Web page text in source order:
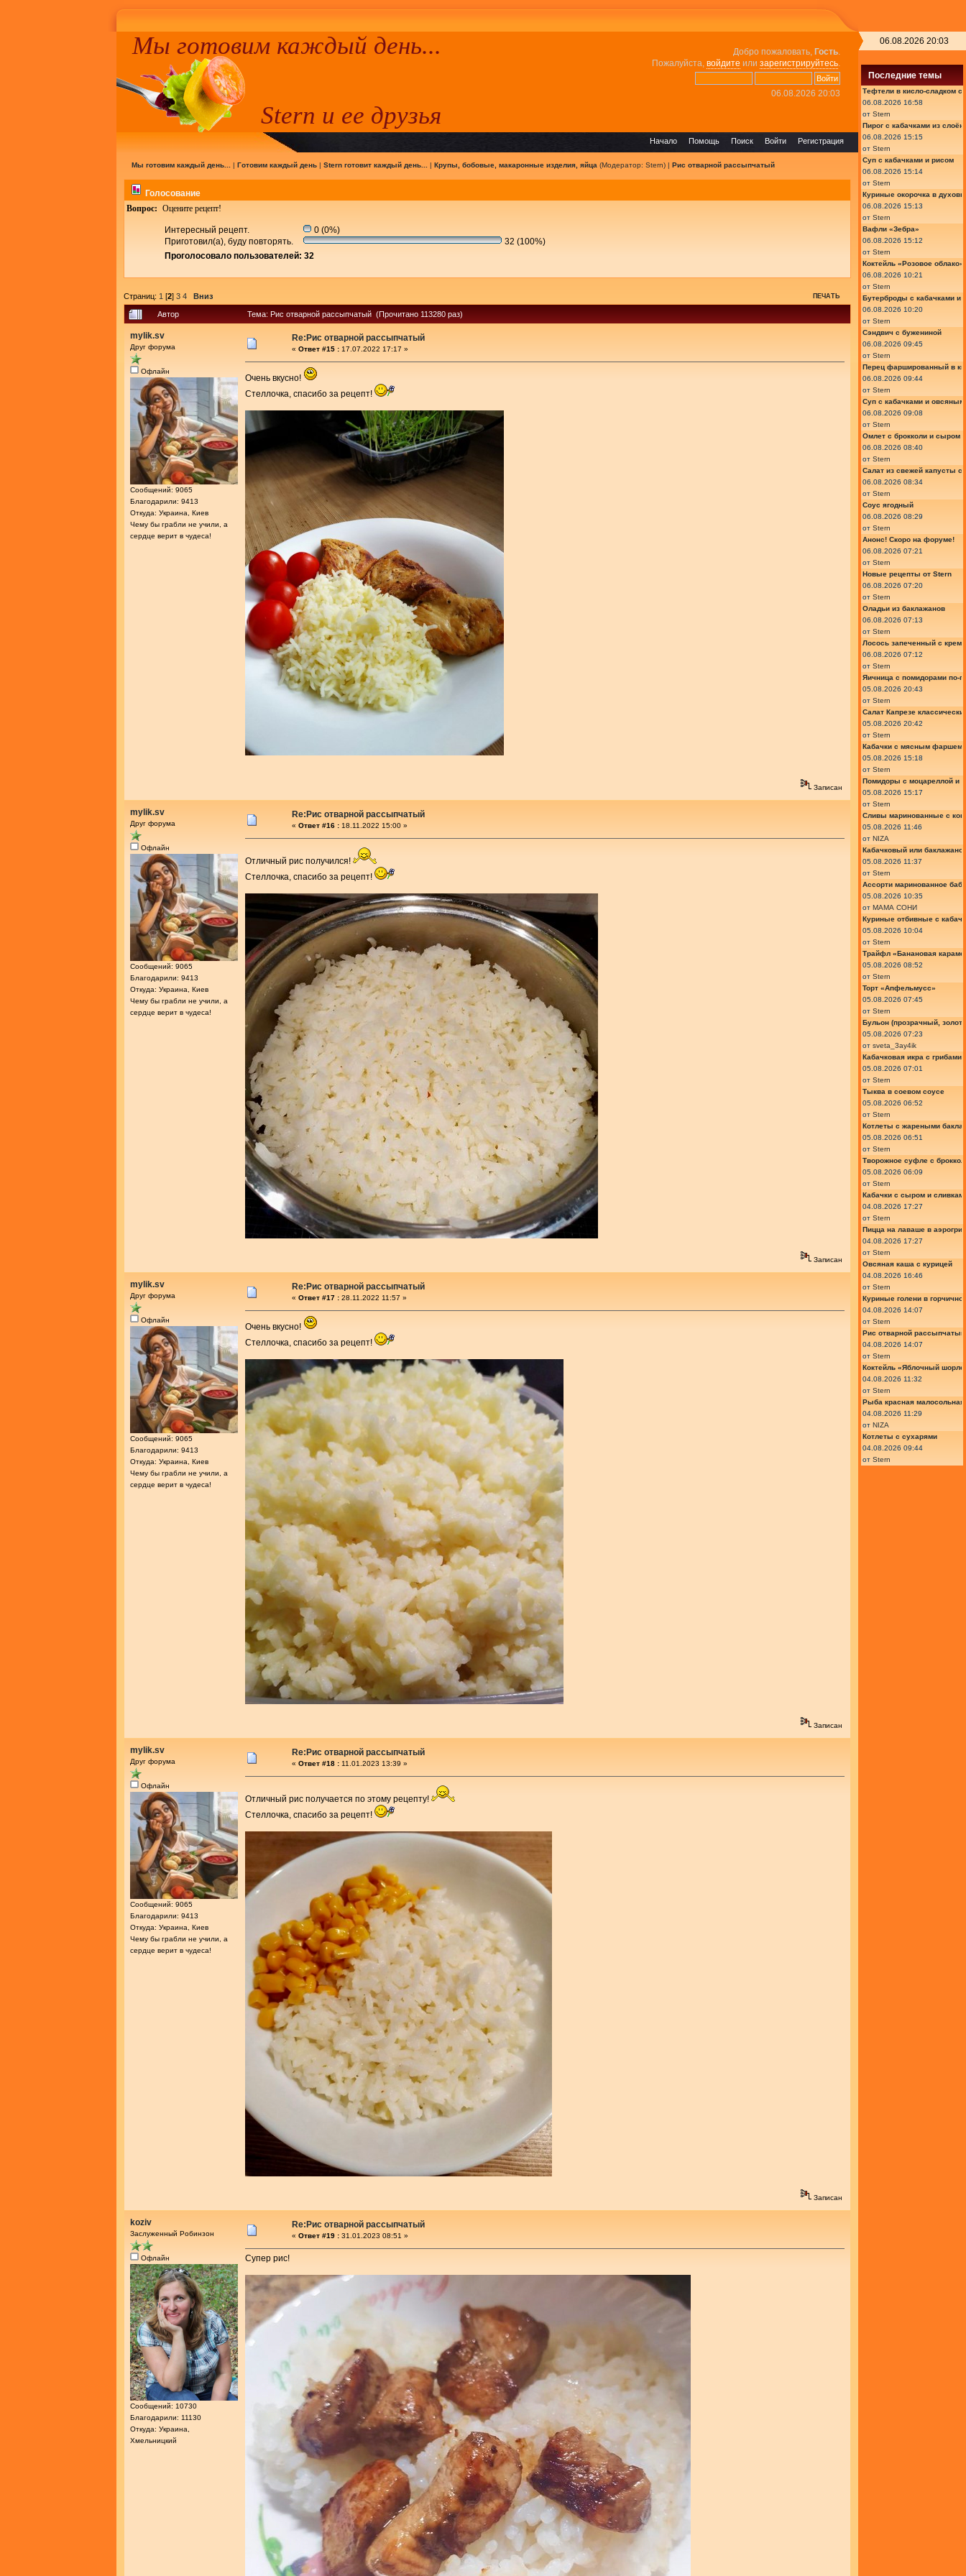
Добро пожаловать, Гость.
Пожалуйста, войдите или зарегистрируйтесь.
06.08.2026 20:03
Мы готовим каждый день...
Stern и ее друзья
Регистрация
Войти
Поиск
Помощь
Начало
Мы готовим каждый день... | Готовим каждый день| Stern готовит каждый день... | Крупы, бобовые, макаронные изделия, яйца (Модератор: Stern) | Рис отварной рассыпчатый
Голосование
Вопрос: Оцените рецепт!
Интересный рецепт.
0 (0%)
Приготовил(а), буду повторять.
32 (100%)
Проголосовало пользователей: 32
Страниц: 1 [2] 3 4 Вниз ПЕЧАТЬ
Автор Тема: Рис отварной рассыпчатый (Прочитано 113280 раз)
mylik.sv
Друг форума
Офлайн
Сообщений: 9065
Благодарили: 9413
Откуда: Украина, Киев
Чему бы грабли не учили, а
сердце верит в чудеса!
Re:Рис отварной рассыпчатый
« Ответ #15 : 17.07.2022 17:17 »
Очень вкусно!
Стеллочка, спасибо за рецепт!
Записан
mylik.sv
Друг форума
Офлайн
Сообщений: 9065
Благодарили: 9413
Откуда: Украина, Киев
Чему бы грабли не учили, а
сердце верит в чудеса!
Re:Рис отварной рассыпчатый
« Ответ #16 : 18.11.2022 15:00 »
Отличный рис получился!
Стеллочка, спасибо за рецепт!
Записан
mylik.sv
Друг форума
Офлайн
Сообщений: 9065
Благодарили: 9413
Откуда: Украина, Киев
Чему бы грабли не учили, а
сердце верит в чудеса!
Re:Рис отварной рассыпчатый
« Ответ #17 : 28.11.2022 11:57 »
Очень вкусно!
Стеллочка, спасибо за рецепт!
Записан
mylik.sv
Друг форума
Офлайн
Сообщений: 9065
Благодарили: 9413
Откуда: Украина, Киев
Чему бы грабли не учили, а
сердце верит в чудеса!
Re:Рис отварной рассыпчатый
« Ответ #18 : 11.01.2023 13:39 »
Отличный рис получается по этому рецепту!
Стеллочка, спасибо за рецепт!
Записан
koziv
Заслуженный Робинзон
Офлайн
Сообщений: 10730
Благодарили: 11130
Откуда: Украина,
Хмельницкий
Re:Рис отварной рассыпчатый
« Ответ #19 : 31.01.2023 08:51 »
Супер рис!
06.08.2026 20:03
Последние темы
Тефтели в кисло-сладком
06.08.2026 16:58
от Stern
Пирог с кабачками из
06.08.2026 15:15
от Stern
Суп с кабачками и рисом
06.08.2026 15:14
от Stern
Куриные окорочка в
06.08.2026 15:13
от Stern
Вафли «Зебра»
06.08.2026 15:12
от Stern
Коктейль «Розовое
06.08.2026 10:21
от Stern
Бутерброды с кабачками и
06.08.2026 10:20
от Stern
Сэндвич с бужениной
06.08.2026 09:45
от Stern
Перец фаршированный в
06.08.2026 09:44
от Stern
Суп с кабачками и
06.08.2026 09:08
от Stern
Омлет с брокколи и сыром
06.08.2026 08:40
от Stern
Салат из свежей капусты
06.08.2026 08:34
от Stern
Соус ягодный
06.08.2026 08:29
от Stern
Анонс! Скоро на форуме!
06.08.2026 07:21
от Stern
Новые рецепты от Stern
06.08.2026 07:20
от Stern
Оладьи из баклажанов
06.08.2026 07:13
от Stern
Лосось запеченный с
06.08.2026 07:12
от Stern
Яичница с помидорами по-
05.08.2026 20:43
от Stern
Салат Капрезе
05.08.2026 20:42
от Stern
Кабачки с мясным фаршем
05.08.2026 15:18
от Stern
Помидоры с моцареллой и
05.08.2026 15:17
от Stern
Сливы маринованные с
05.08.2026 11:46
от NIZA
Кабачковый или
05.08.2026 11:37
от Stern
Ассорти маринованное
05.08.2026 10:35
от МАМА СОНИ
Куриные отбивные с
05.08.2026 10:04
от Stern
Трайфл «Банановая
05.08.2026 08:52
от Stern
Торт «Апфельмусс»
05.08.2026 07:45
от Stern
Бульон (прозрачный,
05.08.2026 07:23
от sveta_3ay4ik
Кабачковая икра с грибами
05.08.2026 07:01
от Stern
Тыква в соевом соусе
05.08.2026 06:52
от Stern
Котлеты с жареными
05.08.2026 06:51
от Stern
Творожное суфле с
05.08.2026 06:09
от Stern
Кабачки с сыром и
04.08.2026 17:27
от Stern
Пицца на лаваше в
04.08.2026 17:27
от Stern
Овсяная каша с курицей
04.08.2026 16:46
от Stern
Куриные голени в
04.08.2026 14:07
от Stern
Рис отварной рассыпчатый
04.08.2026 14:07
от Stern
Коктейль «Яблочный
04.08.2026 11:32
от Stern
Рыба красная малосольная
04.08.2026 11:29
от NIZA
Котлеты с сухарями
04.08.2026 09:44
от Stern